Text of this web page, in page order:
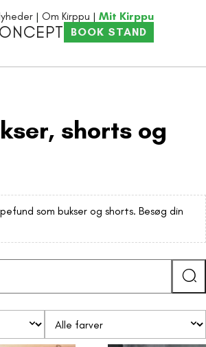
Om Kirppu Mit Kirppu
BOOK STAND
shorts og
som bukser og shorts. Besøg din